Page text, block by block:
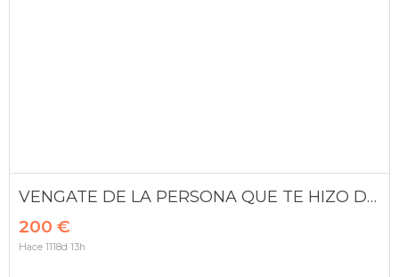
VENGATE DE LA PERSONA QUE TE HIZO DAÑO
200 €
Hace 1118d 13h